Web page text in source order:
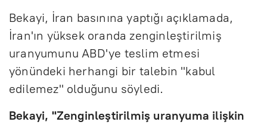
Bekayi, İran basınına yaptığı açıklamada,
İran'ın yüksek oranda zenginleştirilmiş
uranyumunu ABD'ye teslim etmesi
yönündeki herhangi bir talebin "kabul
edilemez" olduğunu söyledi.
Bekayi, "Zenginleştirilmiş uranyuma ilişkin